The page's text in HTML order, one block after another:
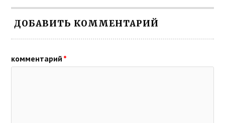
ДОБАВИТЬ КОММЕНТАРИЙ
комментарий *